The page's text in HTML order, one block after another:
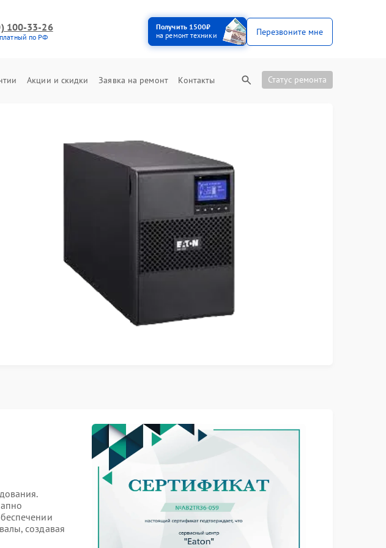
100-33-26
по РФ
Получить 1500₽
на ремонт техники
Перезвоните мне
Акции и скидки Заявка на ремонт Контакты Статус ремонта
создавая